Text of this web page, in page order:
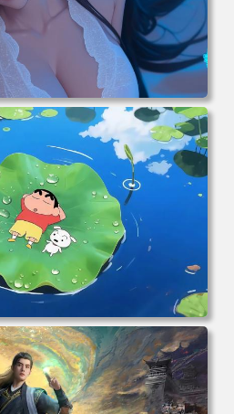
角色 女帝 波雅·汉库克 波雅汉库
纸 壁纸下载 壁纸大全
景 夏日休闲 夏日壁纸 治愈系 童
电脑桌面 高清壁纸 壁纸下载 壁